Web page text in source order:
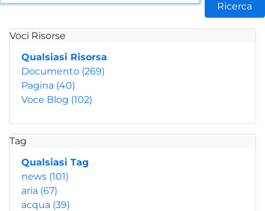
Ricerca
Voci Risorse
Qualsiasi Risorsa
Documento (269)
Pagina (40)
Voce Blog (102)
Tag
Qualsiasi Tag
news (101)
aria (67)
acqua (39)